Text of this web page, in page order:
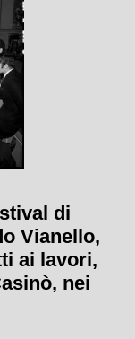
di
Vianello,
ai lavori,
nei